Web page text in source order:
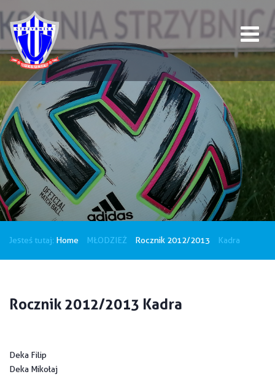
Jesteś tutaj: Home MŁODZIEŻ Rocznik 2012/2013 Kadra
Rocznik 2012/2013 Kadra
Deka Filip
Deka Mikołaj